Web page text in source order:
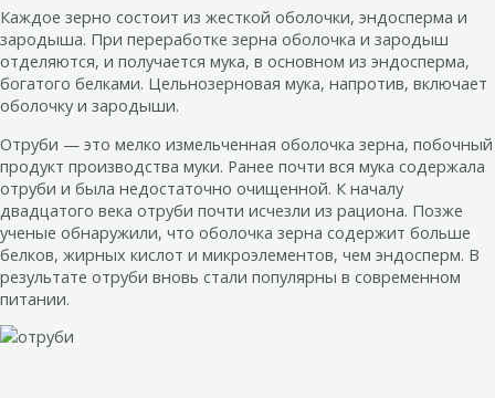
Каждое зерно состоит из жесткой оболочки, эндосперма и
зародыша. При переработке зерна оболочка и зародыш
отделяются, и получается мука, в основном из эндосперма,
богатого белками. Цельнозерновая мука, напротив, включает
оболочку и зародыши.
Отруби — это мелко измельченная оболочка зерна, побочный
продукт производства муки. Ранее почти вся мука содержала
отруби и была недостаточно очищенной. К началу
двадцатого века отруби почти исчезли из рациона. Позже
ученые обнаружили, что оболочка зерна содержит больше
белков, жирных кислот и микроэлементов, чем эндосперм. В
результате отруби вновь стали популярны в современном
питании.